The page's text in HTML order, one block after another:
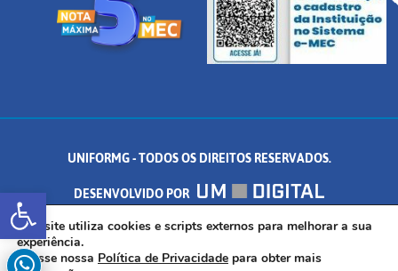
Abrir a barra de ferramentas
UNIFORMG - TODOS OS DIREITOS RESERVADOS.
DESENVOLVIDO POR
AV. DR. ARNALDO DE SENNA, 328 - PALMEIRAS, FORMIGA/MG - CEP:
35.574.530
Este site utiliza cookies e scripts externos para melhorar a sua
experiência.
Acesse nossa Política de Privacidade para obter mais